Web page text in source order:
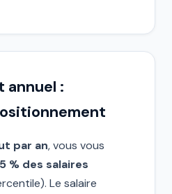
:
par an, vous vous
% des salaires
Le salaire